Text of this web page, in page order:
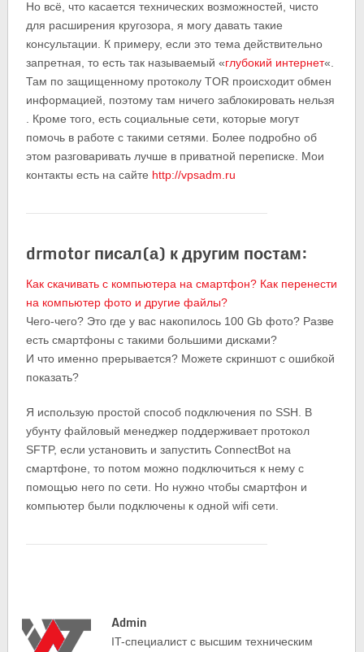
Но всё, что касается технических возможностей, чисто
для расширения кругозора, я могу давать такие
консультации. К примеру, если это тема действительно
запретная, то есть так называемый «глубокий интернет«.
Там по защищенному протоколу TOR происходит обмен
информацией, поэтому там ничего заблокировать нельзя
. Кроме того, есть социальные сети, которые могут
помочь в работе с такими сетями. Более подробно об
этом разговаривать лучше в приватной переписке. Мои
контакты есть на сайте http://vpsadm.ru
drmotor писал(а) к другим постам:
Как скачивать с компьютера на смартфон? Как перенести
на компьютер фото и другие файлы?
Чего-чего? Это где у вас накопилось 100 Gb фото? Разве
есть смартфоны с такими большими дисками?
И что именно прерывается? Можете скриншот с ошибкой
показать?
Я использую простой способ подключения по SSH. В
убунту файловый менеджер поддерживает протокол
SFTP, если установить и запустить ConnectBot на
смартфоне, то потом можно подключиться к нему с
помощью него по сети. Но нужно чтобы смартфон и
компьютер были подключены к одной wifi сети.
Admin
IT-cпециалист с высшим техническим